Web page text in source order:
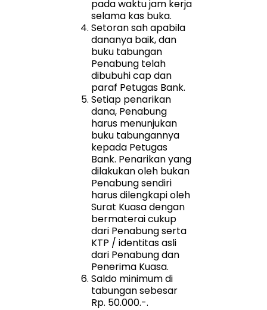
pada waktu jam kerja
selama kas buka.
Setoran sah apabila
dananya baik, dan
buku tabungan
Penabung telah
dibubuhi cap dan
paraf Petugas Bank.
Setiap penarikan
dana, Penabung
harus menunjukan
buku tabungannya
kepada Petugas
Bank. Penarikan yang
dilakukan oleh bukan
Penabung sendiri
harus dilengkapi oleh
Surat Kuasa dengan
bermaterai cukup
dari Penabung serta
KTP / identitas asli
dari Penabung dan
Penerima Kuasa.
Saldo minimum di
tabungan sebesar
Rp. 50.000.-.